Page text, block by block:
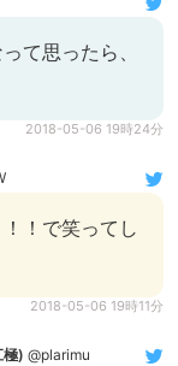
て思ったら、
2018-05-06 19時24分
！で笑ってし
2018-05-06 19時11分
極) @plarimu